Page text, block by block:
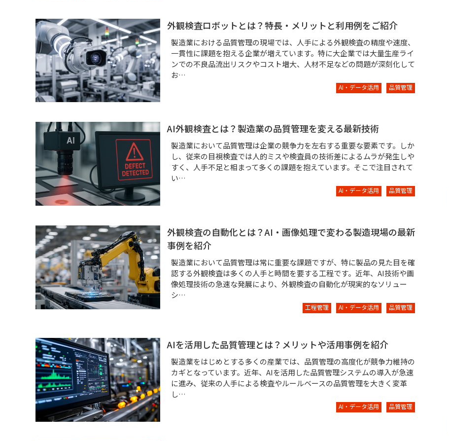
外観検査ロボットとは？特長・メリットと利用例をご紹介
製造業における品質管理の現場では、人手による外観検査の精度や速度、
一貫性に課題を抱える企業が増えています。特に大企業では大量生産ライ
ンでの不良品流出リスクやコスト増大、人材不足などの問題が深刻化して
お…
AI・データ活用 品質管理
AI外観検査とは？製造業の品質管理を変える最新技術
製造業において品質管理は企業の競争力を左右する重要な要素です。しか
し、従来の目視検査では人的ミスや検査員の技術差によるムラが発生しや
すく、人手不足と相まって多くの課題を抱えています。そこで注目されて
い…
AI・データ活用 品質管理
外観検査の自動化とは？AI・画像処理で変わる製造現場の最新
事例を紹介
製造業において品質管理は常に重要な課題ですが、特に製品の見た目を確
認する外観検査は多くの人手と時間を要する工程です。近年、AI技術や画
像処理技術の急速な発展により、外観検査の自動化が現実的なソリュー
シ…
工程管理 AI・データ活用 品質管理
AIを活用した品質管理とは？メリットや活用事例を紹介
製造業をはじめとする多くの産業では、品質管理の高度化が競争力維持の
カギとなっています。近年、AIを活用した品質管理システムの導入が急速
に進み、従来の人手による検査やルールベースの品質管理を大きく変革
し…
AI・データ活用 品質管理